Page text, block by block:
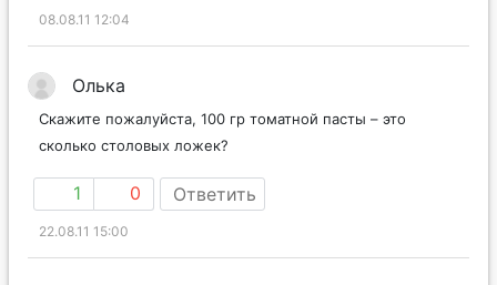
08.08.11 12:04
Олька
Скажите пожалуйста, 100 гр томатной пасты – это
сколько столовых ложек?
1 0 Ответить
22.08.11 15:00